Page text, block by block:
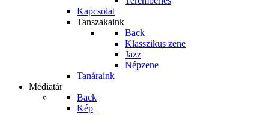
Kapcsolat
Tanszakaink
Back
Klasszikus zene
Jazz
Népzene
Tanáraink
Médiatár
Back
Kép